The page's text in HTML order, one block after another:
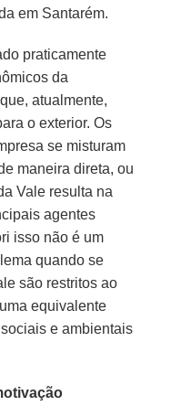
em Santarém.
praticamente
da
atualmente,
o exterior. Os
se misturam
maneira direta, ou
Vale resulta na
agentes
isso não é um
quando se
são restritos ao
equivalente
e ambientais